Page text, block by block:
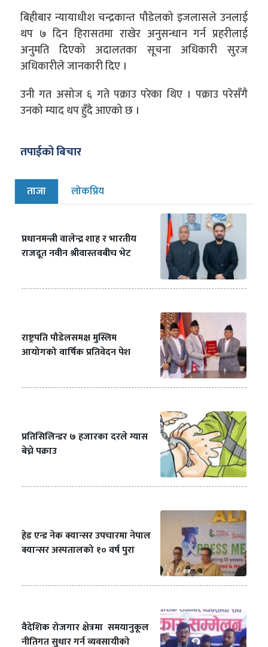
बिहीबार न्यायाधीश चन्द्रकान्त पौडेलको इजलासले उनलाई
थप ७ दिन हिरासतमा राखेर अनुसन्धान गर्न प्रहरीलाई
अनुमति दिएको अदालतका सूचना अधिकारी सुरज
अधिकारीले जानकारी दिए ।
उनी गत असोज ६ गते पक्राउ परेका थिए । पक्राउ परेसँगै
उनको म्याद थप हुँदै आएको छ ।
तपाईको बिचार
ताजा लोकप्रिय
प्रधानमन्त्री वालेन्द्र शाह र भारतीय
राजदूत नवीन श्रीवास्तवबीच भेट
राष्ट्रपति पौडेलसमक्ष मुस्लिम
आयोगको वार्षिक प्रतिवेदन पेश
प्रतिसिलिन्डर ७ हजारका दरले ग्यास
बेच्ने पक्राउ
हेड एन्ड नेक क्यान्सर उपचारमा नेपाल
क्यान्सर अस्पतालको १० वर्ष पुरा
वैदेशिक रोजगार क्षेत्रमा समयानुकूल
नीतिगत सुधार गर्न व्यवसायीको